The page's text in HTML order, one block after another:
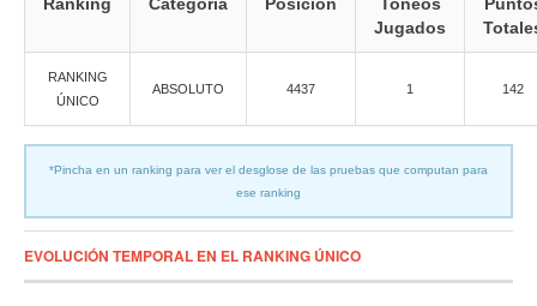
Ranking Categoría Posición
Toneos
Jugados
RANKING
ÚNICO
ABSOLUTO 4437 1 142
*Pincha en un ranking para ver el desglose de las pruebas que computan para
ese ranking
EVOLUCIÓN TEMPORAL EN EL RANKING ÚNICO